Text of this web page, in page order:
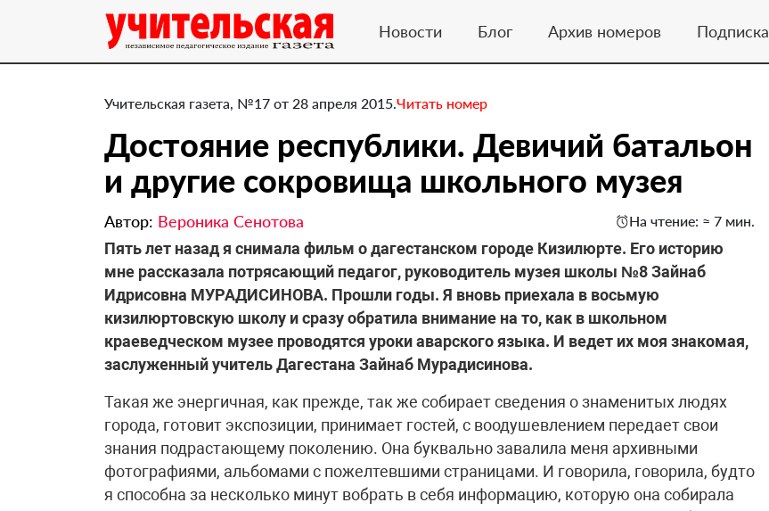
Новости Блог Архив номеров Подписка
Учительская газета, №17 от 28 апреля 2015.Читать номер
Достояние республики. Девичий батальон
и другие сокровища школьного музея
Автор: Вероника Сенотова На чтение: ≈ 7 мин.
Пять лет назад я снимала фильм о дагестанском городе Кизилюрте. Его историю
мне рассказала потрясающий педагог, руководитель музея школы №8 Зайнаб
Идрисовна МУРАДИСИНОВА. Прошли годы. Я вновь приехала в восьмую
кизилюртовскую школу и сразу обратила внимание на то, как в школьном
краеведческом музее проводятся уроки аварского языка. И ведет их моя знакомая,
заслуженный учитель Дагестана Зайнаб Мурадисинова.
Такая же энергичная, как прежде, так же собирает сведения о знаменитых людях
города, готовит экспозиции, принимает гостей, с воодушевлением передает свои
знания подрастающему поколению. Она буквально завалила меня архивными
фотографиями, альбомами с пожелтевшими страницами. И говорила, говорила, будто
я способна за несколько минут вобрать в себя информацию, которую она собирала